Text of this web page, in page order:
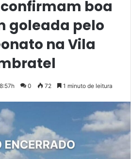
confirmam boa
goleada pelo
na Vila
0 72 1 minuto de leitura